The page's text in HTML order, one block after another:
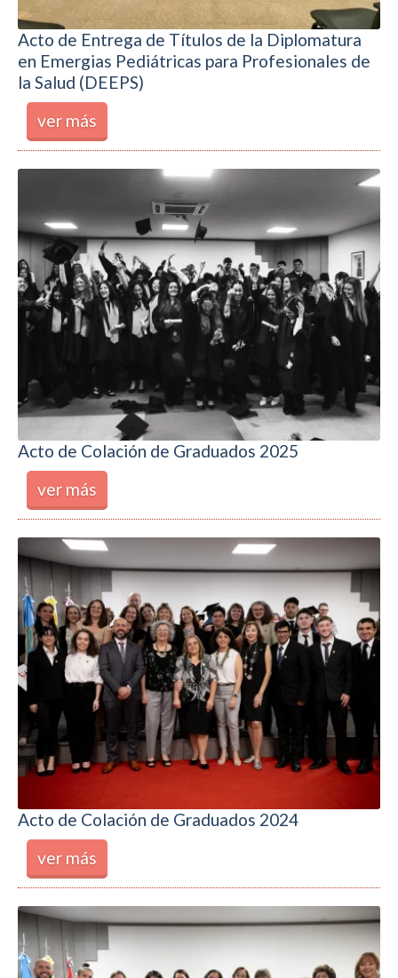
Acto de Entrega de Títulos de la Diplomatura
en Emergias Pediátricas para Profesionales de
la Salud (DEEPS)
ver más
Acto de Colación de Graduados 2025
ver más
Acto de Colación de Graduados 2024
ver más